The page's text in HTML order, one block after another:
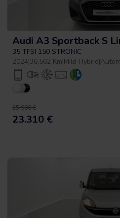
Audi A3 Sportback S
35 TFSI 150 STRONIC
2024|36.562 Km|Mild Hybrid|
25.900 €
23.310 €